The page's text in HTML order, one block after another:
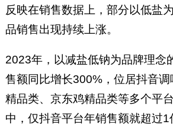
反映在销售数据上，部分以低盐
品销售出现持续上涨。
2023年，以减盐低钠为品牌理念
售额同比增长300%，位居抖音
精品类、京东鸡精品类等多个平
中，仅抖音平台年销售额就超过1